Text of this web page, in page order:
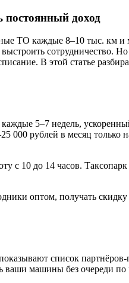
постоянный доход
ТО каждые 8–10 тыс. км
сотрудничество. Но
В этой статье
5–7 недель,
000 рублей в месяц только
с 10 до 14 часов.
оптом, получать
список
машины без очереди по